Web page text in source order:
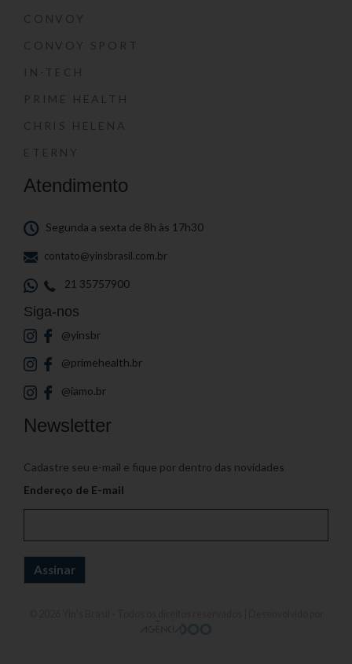
CONVOY
CONVOY SPORT
IN-TECH
PRIME HEALTH
CHRIS HELENA
ETERNY
Atendimento
Segunda a sexta de 8h às 17h30
contato@yinsbrasil.com.br
21 35757900
Siga-nos
@yinsbr
@primehealth.br
@iamo.br
Newsletter
Cadastre seu e-mail e fique por dentro das novidades
Endereço de E-mail